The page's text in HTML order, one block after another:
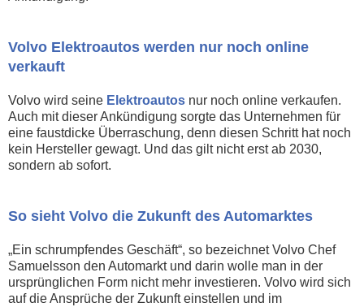
Volvo Elektroautos werden nur noch online
verkauft
Volvo wird seine Elektroautos nur noch online verkaufen.
Auch mit dieser Ankündigung sorgte das Unternehmen für
eine faustdicke Überraschung, denn diesen Schritt hat noch
kein Hersteller gewagt. Und das gilt nicht erst ab 2030,
sondern ab sofort.
So sieht Volvo die Zukunft des Automarktes
„Ein schrumpfendes Geschäft“, so bezeichnet Volvo Chef
Samuelsson den Automarkt und darin wolle man in der
ursprünglichen Form nicht mehr investieren. Volvo wird sich
auf die Ansprüche der Zukunft einstellen und im